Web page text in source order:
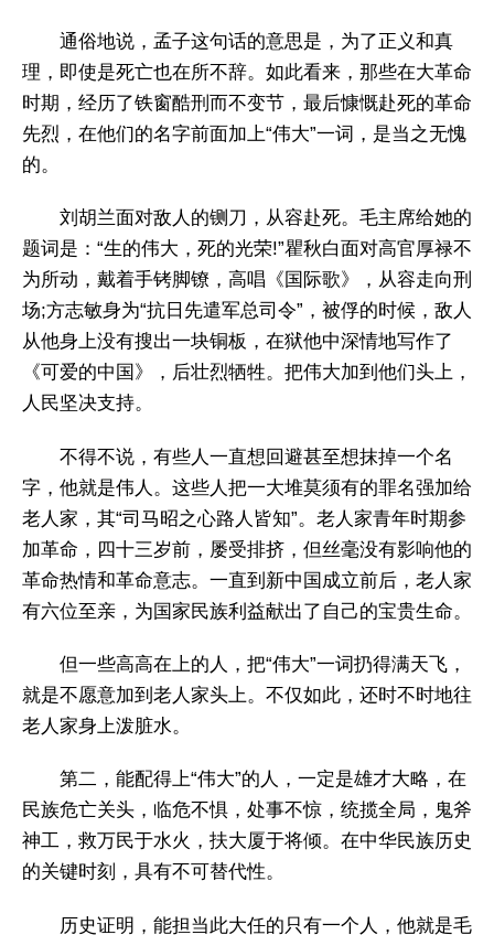
通俗地说，孟子这句话的意思是，为了正义和真
理，即使是死亡也在所不辞。如此看来，那些在大革命
时期，经历了铁窗酷刑而不变节，最后慷慨赴死的革命
先烈，在他们的名字前面加上“伟大”一词，是当之无愧
的。
刘胡兰面对敌人的铡刀，从容赴死。毛主席给她的
题词是：“生的伟大，死的光荣!”瞿秋白面对高官厚禄不
为所动，戴着手铐脚镣，高唱《国际歌》，从容走向刑
场;方志敏身为“抗日先遣军总司令”，被俘的时候，敌人
从他身上没有搜出一块铜板，在狱他中深情地写作了
《可爱的中国》，后壮烈牺牲。把伟大加到他们头上，
人民坚决支持。
不得不说，有些人一直想回避甚至想抹掉一个名
字，他就是伟人。这些人把一大堆莫须有的罪名强加给
老人家，其“司马昭之心路人皆知”。老人家青年时期参
加革命，四十三岁前，屡受排挤，但丝毫没有影响他的
革命热情和革命意志。一直到新中国成立前后，老人家
有六位至亲，为国家民族利益献出了自己的宝贵生命。
但一些高高在上的人，把“伟大”一词扔得满天飞，
就是不愿意加到老人家头上。不仅如此，还时不时地往
老人家身上泼脏水。
第二，能配得上“伟大”的人，一定是雄才大略，在
民族危亡关头，临危不惧，处事不惊，统揽全局，鬼斧
神工，救万民于水火，扶大厦于将倾。在中华民族历史
的关键时刻，具有不可替代性。
历史证明，能担当此大任的只有一个人，他就是毛